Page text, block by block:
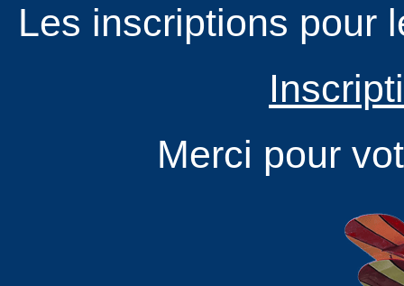
Les inscriptions pour
Merci pour